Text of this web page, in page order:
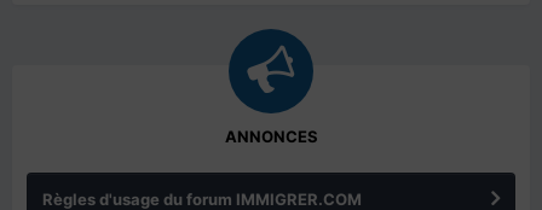
ANNONCES
Règles d'usage du forum IMMIGRER.COM